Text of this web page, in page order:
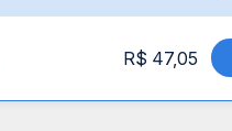
R$ 47,05